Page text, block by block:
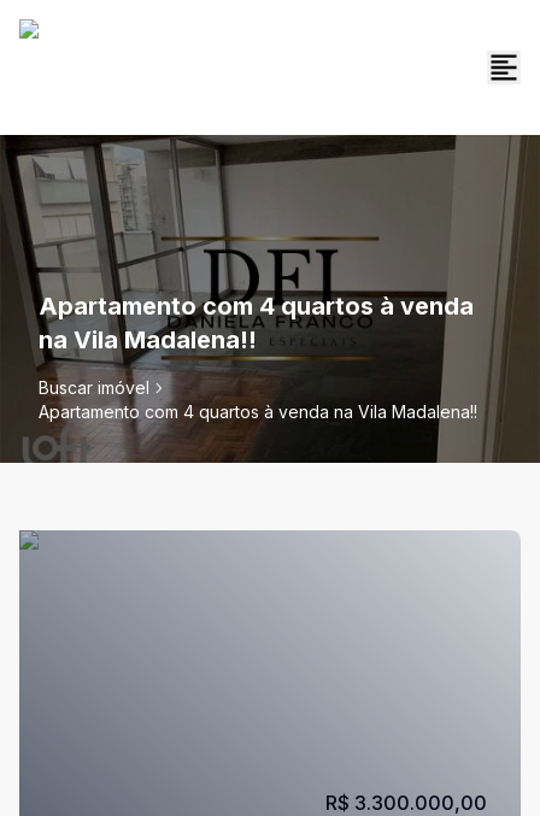
Apartamento com 4 quartos à venda
na Vila Madalena!!
Buscar imóvel
Apartamento com 4 quartos à venda na Vila Madalena!!
R$ 3.300.000,00